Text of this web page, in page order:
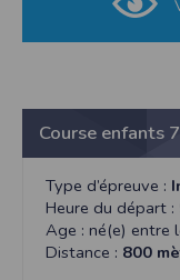
Course enfants
Type d’épreuve :
Heure du départ :
Age : né(e) entre
Distance : 800
des informations à partir
Aucun paiement n'étant
vos cartes de crédit ou de
Traduction in
This app requires
photo to the gallery. We
does not require
Payment